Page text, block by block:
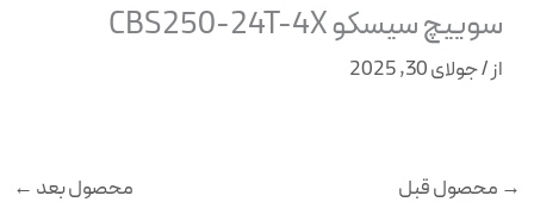
سوییچ سیسکو CBS250-24T-4X
از/جولای 30, 2025
→ محصول قبل محصول بعد ←